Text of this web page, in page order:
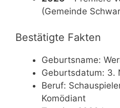
(Gemeinde
Bestätigte Fakten
Geburtsname:
Geburtsdatum: 3.
Beruf:
Komödiant